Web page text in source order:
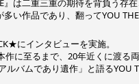
』は二重三重の期待を背負う存
い作品であり、翻ってYOU
にインタビューを実施。
に至るまで、20年近くに渡る
バムであり遺作」と語る